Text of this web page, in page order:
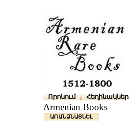
Որոնում Հեղինակներ
Armenian Books
ԱՌԱՆՁՆԱՑՆԵԼ